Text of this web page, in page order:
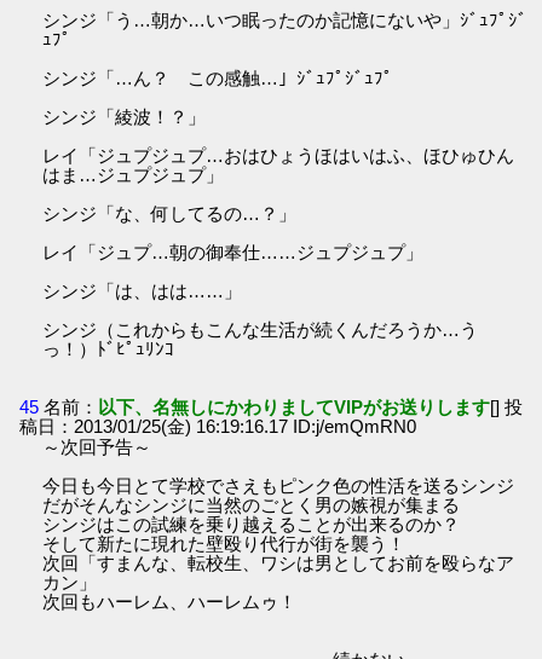
シンジ「う…朝か…いつ眠ったのか記憶にないや」ｼﾞｭﾌﾟｼﾞ
ｭﾌﾟ
シンジ「…ん？ この感触…」ｼﾞｭﾌﾟｼﾞｭﾌﾟ
シンジ「綾波！？」
レイ「ジュプジュプ…おはひょうほはいはふ、ほひゅひん
はま…ジュプジュプ」
シンジ「な、何してるの…？」
レイ「ジュプ…朝の御奉仕……ジュプジュプ」
シンジ「は、はは……」
シンジ（これからもこんな生活が続くんだろうか…う
っ！）ﾄﾞﾋﾟｭﾘﾝｺ
45 名前： 以下、名無しにかわりましてVIPがお送りします[] 投
稿日：2013/01/25(金) 16:19:16.17 ID:j/emQmRN0
～次回予告～
今日も今日とて学校でさえもピンク色の性活を送るシンジ
だがそんなシンジに当然のごとく男の嫉視が集まる
シンジはこの試練を乗り越えることが出来るのか？
そして新たに現れた壁殴り代行が街を襲う！
次回「すまんな、転校生、ワシは男としてお前を殴らなア
カン」
次回もハーレム、ハーレムゥ！